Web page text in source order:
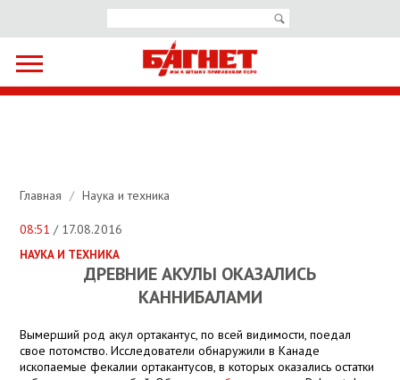
Главная / Наука и техника
08:51 / 17.08.2016
НАУКА И ТЕХНИКА
ДРЕВНИЕ АКУЛЫ ОКАЗАЛИСЬ
КАННИБАЛАМИ
Вымерший род акул ортакантус, по всей видимости, поедал
свое потомство. Исследователи обнаружили в Канаде
ископаемые фекалии ортакантусов, в которых оказались остатки